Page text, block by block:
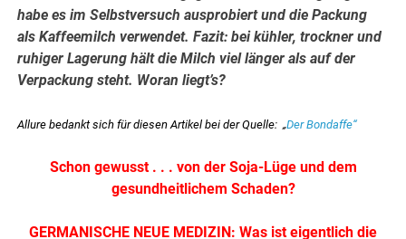
habe es im Selbstversuch ausprobiert und die Packung
als Kaffeemilch verwendet. Fazit: bei kühler, trockner und
ruhiger Lagerung hält die Milch viel länger als auf der
Verpackung steht. Woran liegt’s?
Allure bedankt sich für diesen Artikel bei der Quelle: „Der Bondaffe“
Schon gewusst . . . von der Soja-Lüge und dem
gesundheitlichem Schaden?
GERMANISCHE NEUE MEDIZIN: Was ist eigentlich die